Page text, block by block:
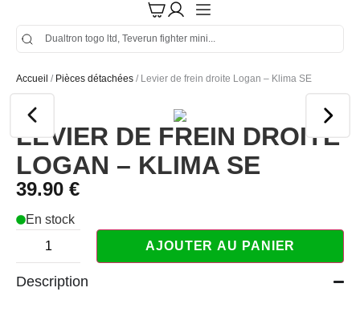
Accueil / Pièces détachées / Levier de frein droite Logan – Klima SE
LEVIER DE FREIN DROITE
LOGAN – KLIMA SE
39.90 €
En stock
AJOUTER AU PANIER
Description